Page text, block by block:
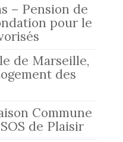
– Pension de
pour le
de Marseille,
des
Commune
de Plaisir